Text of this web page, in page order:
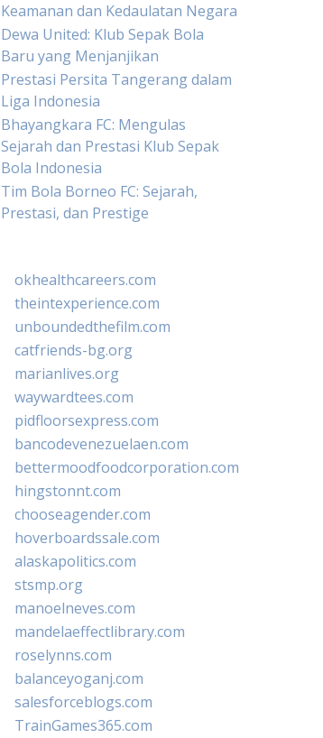
Keamanan dan Kedaulatan Negara
Dewa United: Klub Sepak Bola
Baru yang Menjanjikan
Prestasi Persita Tangerang dalam
Liga Indonesia
Bhayangkara FC: Mengulas
Sejarah dan Prestasi Klub Sepak
Bola Indonesia
Tim Bola Borneo FC: Sejarah,
Prestasi, dan Prestige
okhealthcareers.com
theintexperience.com
unboundedthefilm.com
catfriends-bg.org
marianlives.org
waywardtees.com
pidfloorsexpress.com
bancodevenezuelaen.com
bettermoodfoodcorporation.com
hingstonnt.com
chooseagender.com
hoverboardssale.com
alaskapolitics.com
stsmp.org
manoelneves.com
mandelaeffectlibrary.com
roselynns.com
balanceyoganj.com
salesforceblogs.com
TrainGames365.com